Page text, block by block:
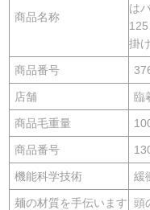
商品名称
は
掛
商品番号
店舗 臨
商品毛重量
商品番号
機能科学技術 緩
麺の材質を手伝います 頭